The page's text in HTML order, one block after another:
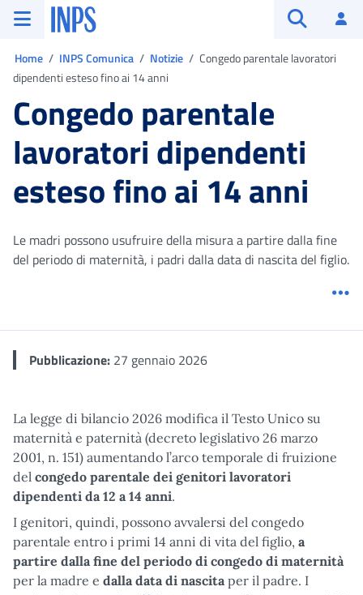
Vai al menu principale
Vai al contenuto principale
Vai al pie' di pagina
INPS ()
Home INPS Comunica Notizie
Congedo parentale lavoratori
dipendenti esteso fino ai 14 anni
Congedo parentale
lavoratori dipendenti
esteso fino ai 14 anni
Le madri possono usufruire della misura a partire dalla fine
del periodo di maternità, i padri dalla data di nascita del figlio.
Pubblicazione: 27 gennaio 2026
La legge di bilancio 2026 modifica il Testo Unico su
maternità e paternità (decreto legislativo 26 marzo
2001, n. 151) aumentando l’arco temporale di fruizione
del congedo parentale dei genitori lavoratori
dipendenti da 12 a 14 anni.
I genitori, quindi, possono avvalersi del congedo
parentale entro i primi 14 anni di vita del figlio, a
partire dalla fine del periodo di congedo di maternità
per la madre e dalla data di nascita per il padre. I